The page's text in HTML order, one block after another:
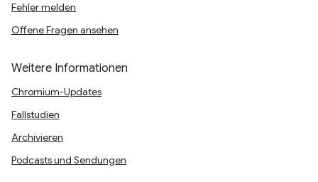
Fehler melden
Offene Fragen ansehen
Weitere Informationen
Chromium-Updates
Fallstudien
Archivieren
Podcasts und Sendungen